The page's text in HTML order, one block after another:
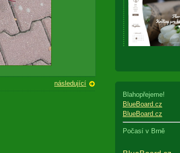
následující
Blahopřejeme!
BlueBoard.cz
BlueBoard.cz
Počasí v Brně